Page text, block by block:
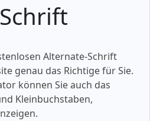
Alternate-Schrift
genau das Richtige für Sie.
können Sie auch das
Kleinbuchstaben,